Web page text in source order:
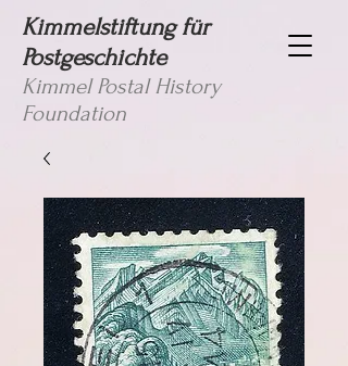
Kimmelstiftung für
Postgeschichte
Kimmel Postal History
Foundation